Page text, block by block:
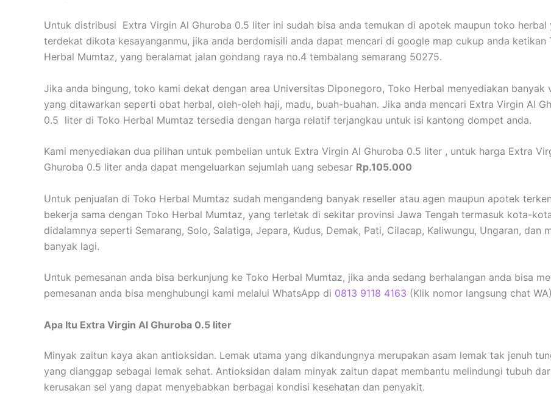
Untuk distribusi Extra Virgin Al Ghuroba 0.5 liter ini sudah bisa anda temukan di apotek maupun toko herbal
terdekat dikota kesayanganmu, jika anda berdomisili anda dapat mencari di google map cukup anda ketikan
Herbal Mumtaz, yang beralamat jalan gondang raya no.4 tembalang semarang 50275.
Jika anda bingung, toko kami dekat dengan area Universitas Diponegoro, Toko Herbal menyediakan banyak
yang ditawarkan seperti obat herbal, oleh-oleh haji, madu, buah-buahan. Jika anda mencari Extra Virgin Al
0.5 liter di Toko Herbal Mumtaz tersedia dengan harga relatif terjangkau untuk isi kantong dompet anda.
Kami menyediakan dua pilihan untuk pembelian untuk Extra Virgin Al Ghuroba 0.5 liter , untuk harga Extra
Ghuroba 0.5 liter anda dapat mengeluarkan sejumlah uang sebesar Rp.105.000
Untuk penjualan di Toko Herbal Mumtaz sudah mengandeng banyak reseller atau agen maupun apotek
bekerja sama dengan Toko Herbal Mumtaz, yang terletak di sekitar provinsi Jawa Tengah termasuk kota-
didalamnya seperti Semarang, Solo, Salatiga, Jepara, Kudus, Demak, Pati, Cilacap, Kaliwungu, Ungaran, dan
banyak lagi.
Untuk pemesanan anda bisa berkunjung ke Toko Herbal Mumtaz, jika anda sedang berhalangan anda bisa
pemesanan anda bisa menghubungi kami melalui WhatsApp di 0813 9118 4163 (Klik nomor langsung chat
Apa Itu Extra Virgin Al Ghuroba 0.5 liter
Minyak zaitun kaya akan antioksidan. Lemak utama yang dikandungnya merupakan asam lemak tak jenuh
yang dianggap sebagai lemak sehat. Antioksidan dalam minyak zaitun dapat membantu melindungi tubuh
kerusakan sel yang dapat menyebabkan berbagai kondisi kesehatan dan penyakit.